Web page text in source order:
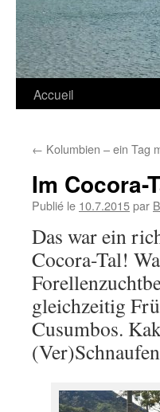
Accueil
← Kolumbien – ein Tag
Im Cocora-
Publié le 10.7.2015par
Das war ein
Cocora-Tal!
gleichzeitig
Cusumbos.